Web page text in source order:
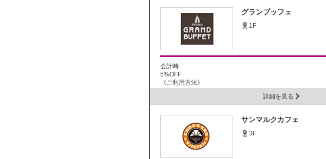
グランブッフェ
1F
会計時
5%OFF
《ご利用方法》
詳細を見る
サンマルクカフェ
3F